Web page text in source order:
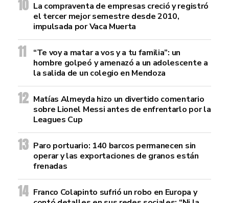
La compraventa de empresas creció y registró
el tercer mejor semestre desde 2010,
impulsada por Vaca Muerta
“Te voy a matar a vos y a tu familia”: un
hombre golpeó y amenazó a un adolescente a
la salida de un colegio en Mendoza
Matías Almeyda hizo un divertido comentario
sobre Lionel Messi antes de enfrentarlo por la
Leagues Cup
Paro portuario: 140 barcos permanecen sin
operar y las exportaciones de granos están
frenadas
Franco Colapinto sufrió un robo en Europa y